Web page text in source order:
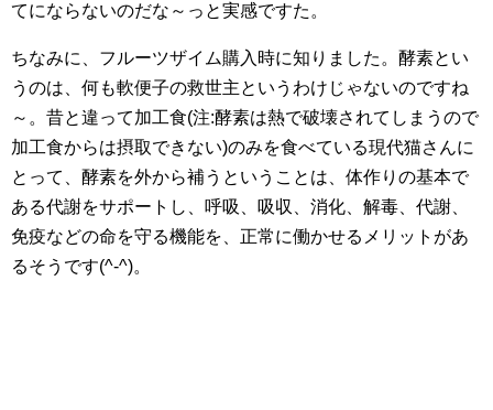
てにならないのだな～っと実感ですた。
ちなみに、フルーツザイム購入時に知りました。酵素とい
うのは、何も軟便子の救世主というわけじゃないのですね
～。昔と違って加工食(注:酵素は熱で破壊されてしまうので
加工食からは摂取できない)のみを食べている現代猫さんに
とって、酵素を外から補うということは、体作りの基本で
ある代謝をサポートし、呼吸、吸収、消化、解毒、代謝、
免疫などの命を守る機能を、正常に働かせるメリットがあ
るそうです(^-^)。